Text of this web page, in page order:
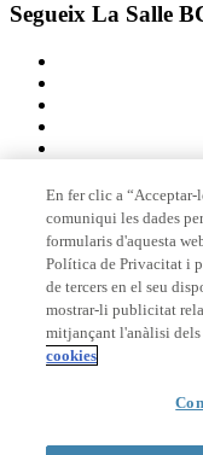
Segueix La Salle
Membre de
Acreditacions
© 2026 La Salle
En fer clic a “Acceptar-
comuniqui les dades
formularis d'aquesta
Política de Privacitat i
de tercers en el seu
mostrar-li publicitat
mitjançant l'anàlisi dels
cookies